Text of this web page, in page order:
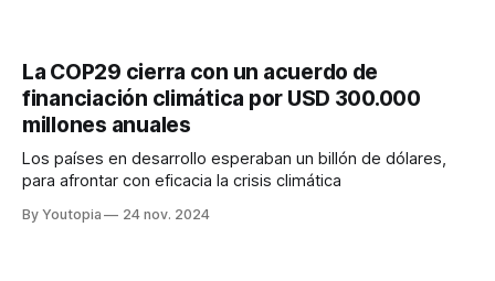
La COP29 cierra con un acuerdo de
financiación climática por USD 300.000
millones anuales
Los países en desarrollo esperaban un billón de dólares,
para afrontar con eficacia la crisis climática
By Youtopia 24 nov. 2024